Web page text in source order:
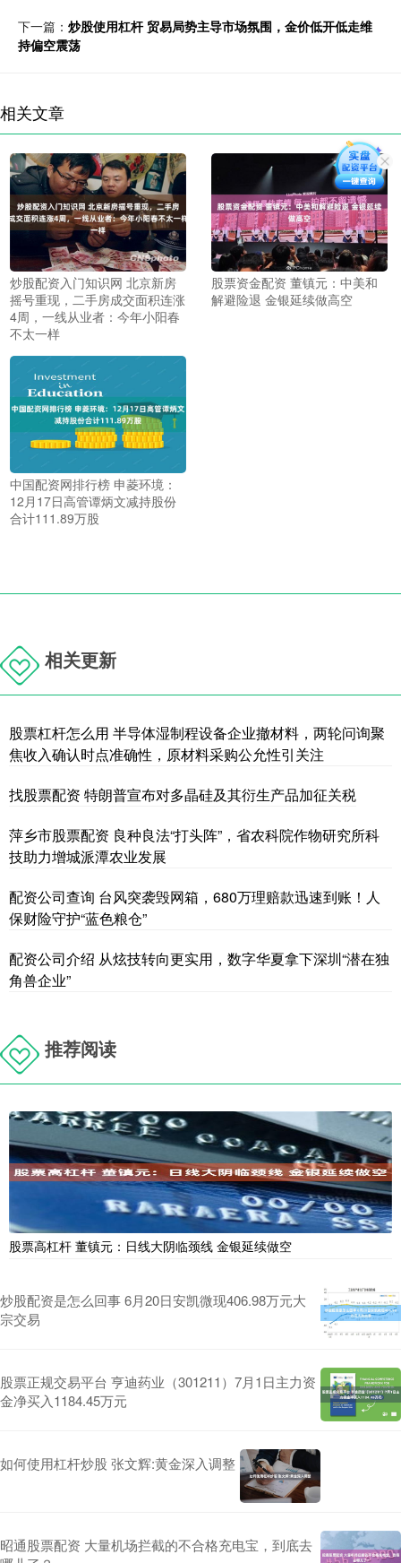
下一篇： 炒股使用杠杆 贸易局势主导市场氛围，金价低开低走维
持偏空震荡
相关文章
炒股配资入门知识网 北京新房
摇号重现，二手房成交面积连涨
4周，一线从业者：今年小阳春
不太一样
股票资金配资 董镇元：中美和
解避险退 金银延续做高空
中国配资网排行榜 申菱环境：
12月17日高管谭炳文减持股份
合计111.89万股
相关更新
股票杠杆怎么用 半导体湿制程设备企业撤材料，两轮问询聚
焦收入确认时点准确性，原材料采购公允性引关注
找股票配资 特朗普宣布对多晶硅及其衍生产品加征关税
萍乡市股票配资 良种良法“打头阵”，省农科院作物研究所科
技助力增城派潭农业发展
配资公司查询 台风突袭毁网箱，680万理赔款迅速到账！人
保财险守护“蓝色粮仓”
配资公司介绍 从炫技转向更实用，数字华夏拿下深圳“潜在独
角兽企业”
推荐阅读
股票高杠杆 董镇元：日线大阴临颈线 金银延续做空
炒股配资是怎么回事 6月20日安凯微现406.98万元大
宗交易
股票正规交易平台 亨迪药业（301211）7月1日主力资
金净买入1184.45万元
如何使用杠杆炒股 张文辉:黄金深入调整
昭通股票配资 大量机场拦截的不合格充电宝，到底去